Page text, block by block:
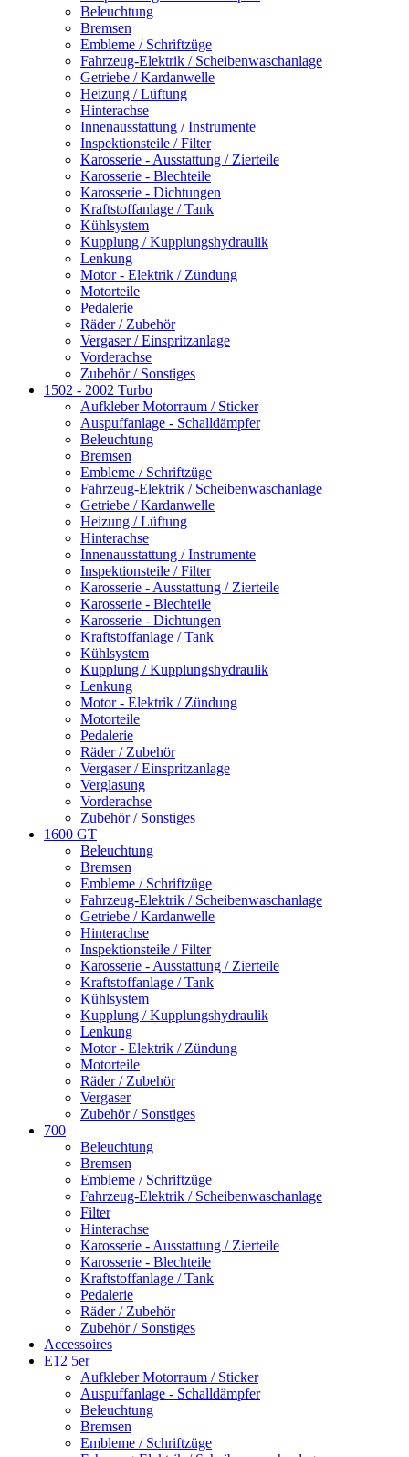
Beleuchtung
Bremsen
Embleme / Schriftzüge
Fahrzeug-Elektrik / Scheibenwaschanlage
Getriebe / Kardanwelle
Heizung / Lüftung
Hinterachse
Innenausstattung / Instrumente
Inspektionsteile / Filter
Karosserie - Ausstattung / Zierteile
Karosserie - Blechteile
Karosserie - Dichtungen
Kraftstoffanlage / Tank
Kühlsystem
Kupplung / Kupplungshydraulik
Lenkung
Motor - Elektrik / Zündung
Motorteile
Pedalerie
Räder / Zubehör
Vergaser / Einspritzanlage
Vorderachse
Zubehör / Sonstiges
1502 - 2002 Turbo
Aufkleber Motorraum / Sticker
Auspuffanlage - Schalldämpfer
Beleuchtung
Bremsen
Embleme / Schriftzüge
Fahrzeug-Elektrik / Scheibenwaschanlage
Getriebe / Kardanwelle
Heizung / Lüftung
Hinterachse
Innenausstattung / Instrumente
Inspektionsteile / Filter
Karosserie - Ausstattung / Zierteile
Karosserie - Blechteile
Karosserie - Dichtungen
Kraftstoffanlage / Tank
Kühlsystem
Kupplung / Kupplungshydraulik
Lenkung
Motor - Elektrik / Zündung
Motorteile
Pedalerie
Räder / Zubehör
Vergaser / Einspritzanlage
Verglasung
Vorderachse
Zubehör / Sonstiges
1600 GT
Beleuchtung
Bremsen
Embleme / Schriftzüge
Fahrzeug-Elektrik / Scheibenwaschanlage
Getriebe / Kardanwelle
Hinterachse
Inspektionsteile / Filter
Karosserie - Ausstattung / Zierteile
Kraftstoffanlage / Tank
Kühlsystem
Kupplung / Kupplungshydraulik
Lenkung
Motor - Elektrik / Zündung
Motorteile
Räder / Zubehör
Vergaser
Zubehör / Sonstiges
700
Beleuchtung
Bremsen
Embleme / Schriftzüge
Fahrzeug-Elektrik / Scheibenwaschanlage
Filter
Hinterachse
Karosserie - Ausstattung / Zierteile
Karosserie - Blechteile
Kraftstoffanlage / Tank
Pedalerie
Räder / Zubehör
Zubehör / Sonstiges
Accessoires
E12 5er
Aufkleber Motorraum / Sticker
Auspuffanlage - Schalldämpfer
Beleuchtung
Bremsen
Embleme / Schriftzüge